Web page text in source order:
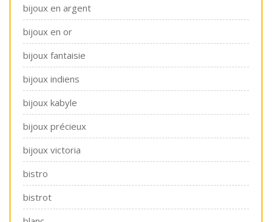
bijoux en argent
bijoux en or
bijoux fantaisie
bijoux indiens
bijoux kabyle
bijoux précieux
bijoux victoria
bistro
bistrot